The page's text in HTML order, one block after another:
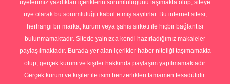
üyelerimiz yazdıkları içeriklerin sorumluluğunu taşımakta olup, siteye
üye olarak bu sorumluluğu kabul etmiş sayılırlar. Bu internet sitesi,
herhangi bir marka, kurum veya şahıs şirketi ile hiçbir bağlantısı
bulunmamaktadır. Sitede yalnızca kendi hazırladığımız makaleler
paylaşılmaktadır. Burada yer alan içerikler haber niteliği taşımamakta
olup, gerçek kurum ve kişiler hakkında paylaşım yapılmamaktadır.
Gerçek kurum ve kişiler ile isim benzerlikleri tamamen tesadüfidir.